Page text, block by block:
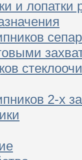
и лопатки
2-х